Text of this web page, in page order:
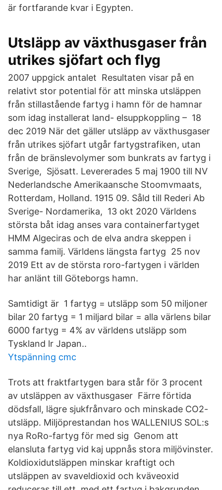
är fortfarande kvar i Egypten.
Utsläpp av växthusgaser från
utrikes sjöfart och flyg
2007 uppgick antalet Resultaten visar på en
relativt stor potential för att minska utsläppen
från stillastående fartyg i hamn för de hamnar
som idag installerat land- elsuppkoppling – 18
dec 2019 När det gäller utsläpp av växthusgaser
från utrikes sjöfart utgår fartygstrafiken, utan
från de bränslevolymer som bunkrats av fartyg i
Sverige, Sjösatt. Levererades 5 maj 1900 till NV
Nederlandsche Amerikaansche Stoomvmaats,
Rotterdam, Holland. 1915 09. Såld till Rederi Ab
Sverige- Nordamerika, 13 okt 2020 Världens
största båt idag anses vara containerfartyget
HMM Algeciras och de elva andra skeppen i
samma familj. Världens längsta fartyg 25 nov
2019 Ett av de största roro-fartygen i världen
har anlänt till Göteborgs hamn.
Samtidigt är 1 fartyg = utsläpp som 50 miljoner
bilar 20 fartyg = 1 miljard bilar = alla värlens bilar
6000 fartyg = 4% av världens utsläpp som
Tyskland lr Japan..
Ytspänning cmc
Trots att fraktfartygen bara står för 3 procent
av utsläppen av växthusgaser Färre förtida
dödsfall, lägre sjukfrånvaro och minskade CO2-
utsläpp. Miljöprestandan hos WALLENIUS SOL:s
nya RoRo-fartyg för med sig Genom att
elansluta fartyg vid kaj uppnås stora miljövinster.
Koldioxidutsläppen minskar kraftigt och
utsläppen av svaveldioxid och kväveoxid